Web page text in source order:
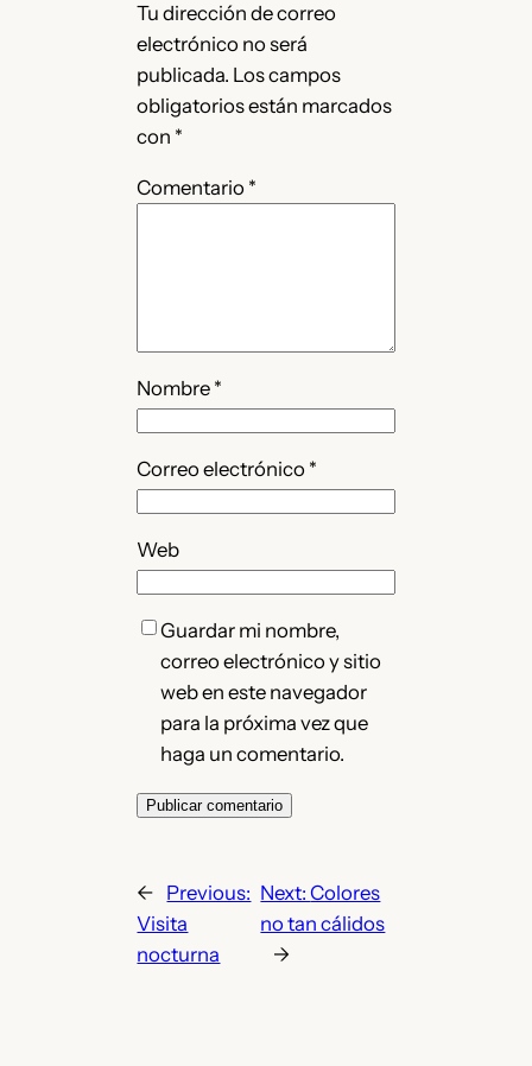
Tu dirección de correo
electrónico no será
publicada. Los campos
obligatorios están marcados
con *
Comentario *
Nombre *
Correo electrónico *
Web
Guardar mi nombre,
correo electrónico y sitio
web en este navegador
para la próxima vez que
haga un comentario.
← Previous:
Visita
nocturna
Next:Colores
no tan cálidos
→